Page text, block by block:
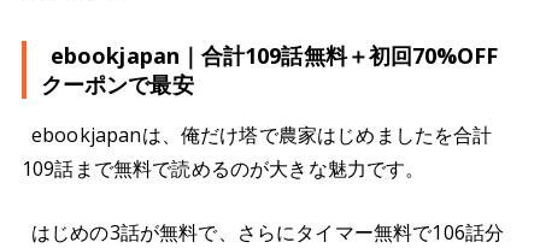
ebookjapan｜合計109話無料＋初回70%OFF
クーポンで最安
ebookjapanは、俺だけ塔で農家はじめましたを合計
109話まで無料で読めるのが大きな魅力です。
はじめの3話が無料で、さらにタイマー無料で106話分